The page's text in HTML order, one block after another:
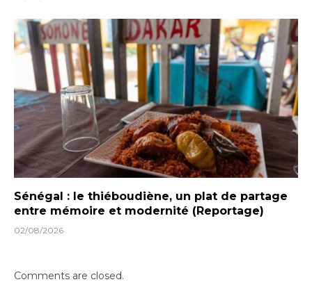
Sénégal : le thiéboudiène, un plat de partage
entre mémoire et modernité (Reportage)
02/08/2026
Comments are closed.